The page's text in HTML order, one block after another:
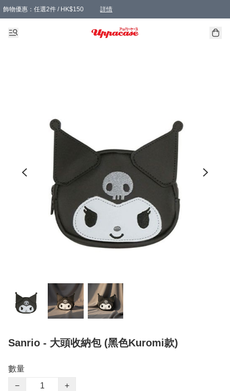
飾物優惠：任選2件 / HK$150 詳情
髮飾優惠：任選2件 / HK$100 詳情
精選襪子優惠：任選3對 / HK$115 詳情
滿額免運：本地訂單滿港幣350元可享免運費優惠
Sanrio - 大頭收納包 (黑色Kuromi款)
數量
−
+